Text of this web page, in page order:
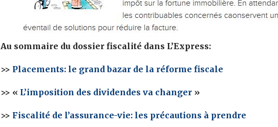
Au sommaire du dossier fiscalité dans L’Express:
>> Placements: le grand bazar de la réforme fiscale
>> « L’imposition des dividendes va changer»
>> Fiscalité de l’assurance-vie: les précautions à prendre